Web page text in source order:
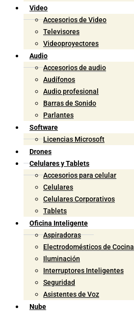
Video
Accesorios de Video
Televisores
Videoproyectores
Audio
Accesorios de audio
Audífonos
Audio profesional
Barras de Sonido
Parlantes
Software
Licencias Microsoft
Drones
Celulares y Tablets
Accesorios para celular
Celulares
Celulares Corporativos
Tablets
Oficina Inteligente
Aspiradoras
Electrodomésticos de Cocina
Iluminación
Interruptores Inteligentes
Seguridad
Asistentes de Voz
Nube